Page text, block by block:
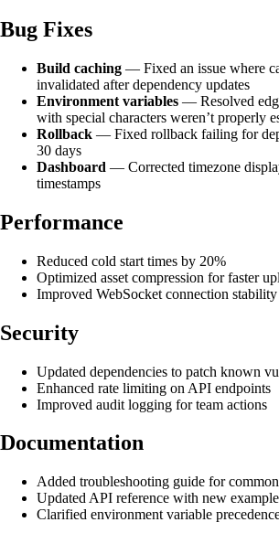
Bug Fixes
Build caching — Fixed an issue where
invalidated after dependency updates
Environment variables — Resolved
with special characters weren’t properly
Rollback — Fixed rollback failing for
30 days
Dashboard — Corrected timezone
timestamps
Performance
Reduced cold start times by 20%
Optimized asset compression for faster
Improved WebSocket connection stability
Security
Updated dependencies to patch known
Enhanced rate limiting on API endpoints
Improved audit logging for team actions
Documentation
Added troubleshooting guide for
Updated API reference with new
Clarified environment variable